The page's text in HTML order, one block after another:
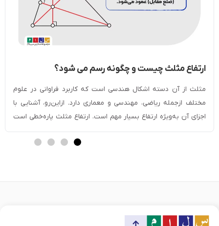
ارتفاع مثلث چیست و چگونه رسم می شود؟
مثلث از آن دسته اشکال هندسی است که کاربرد فراوانی در علوم
مختلف ازجمله ریاضی، مهندسی و معماری دارد. ازاین‌‌رو، آشنایی با
اجزای آن به‌‌ویژه ارتفاع بسیار مهم است. ارتفاع مثلث پاره‌‌خطی است
که از یکی از راس‌‌های مثلث رسم شده و بر ضلع مقابل یا امتداد آن
عمود می‌‌شود. به‌‌دلیل نقش مهم ارتفاع در […]